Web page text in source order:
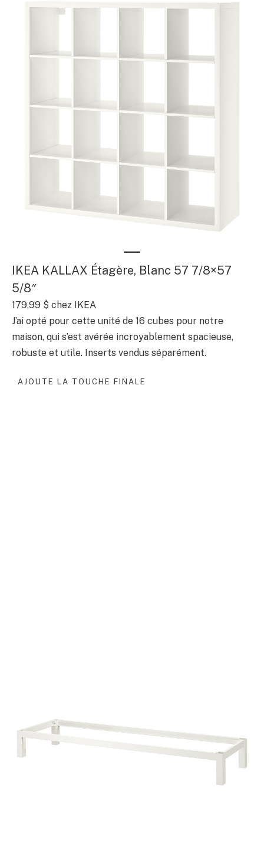
IKEA KALLAX Étagère, Blanc 57 7/8×57
5/8″
179,99 $ chez IKEA
J’ai opté pour cette unité de 16 cubes pour notre
maison, qui s’est avérée incroyablement spacieuse,
robuste et utile. Inserts vendus séparément.
AJOUTE LA TOUCHE FINALE